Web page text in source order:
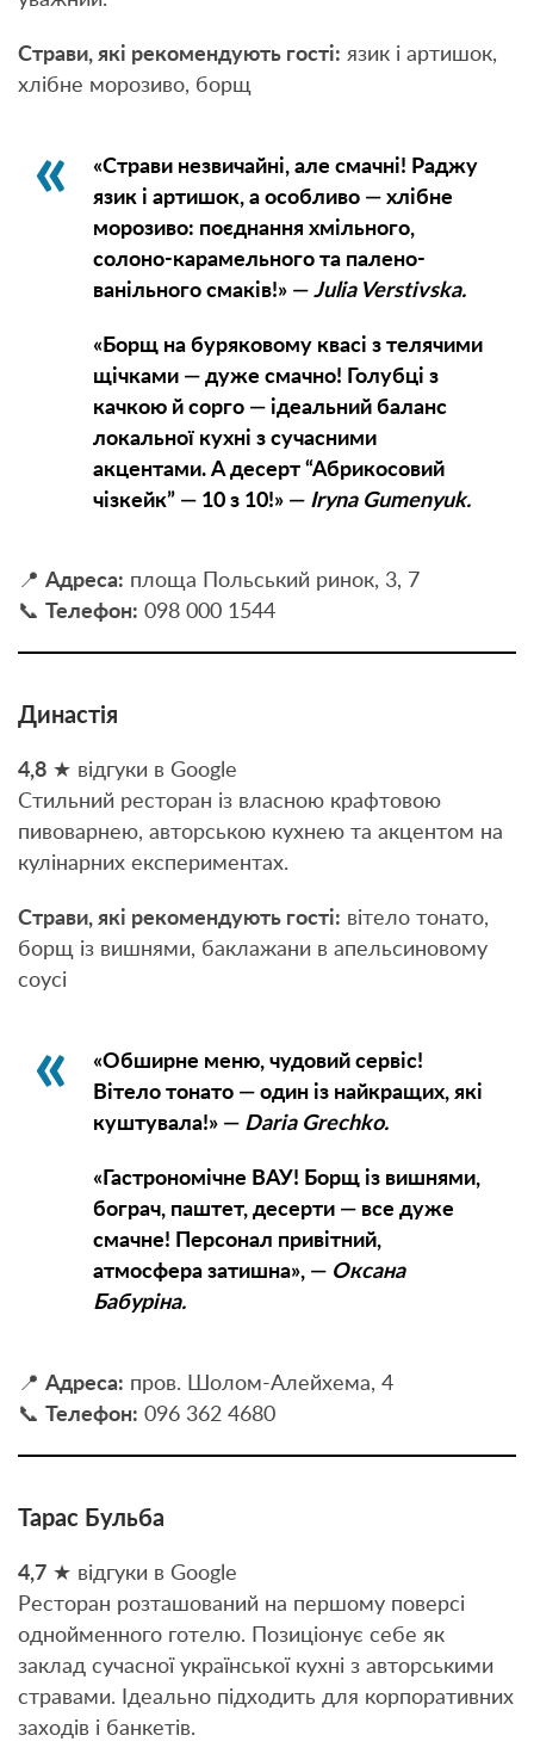
Страви, які рекомендують гості: язик і артишок,
хлібне морозиво, борщ
«Страви незвичайні, але смачні! Раджу
язик і артишок, а особливо — хлібне
морозиво: поєднання хмільного,
солоно-карамельного та палено-
ванільного смаків!» — Julia Verstivska.
«Борщ на буряковому квасі з телячими
щічками — дуже смачно! Голубці з
качкою й сорго — ідеальний баланс
локальної кухні з сучасними
акцентами. А десерт “Абрикосовий
чізкейк” — 10 з 10!» — Iryna Gumenyuk.
📍 Адреса: площа Польський ринок, 3, 7
📞
Телефон: 098 000 1544
Династія
4,8 ★ відгуки в Google
Стильний ресторан із власною крафтовою
пивоварнею, авторською кухнею та акцентом на
кулінарних експериментах.
Страви, які рекомендують гості: вітело тонато,
борщ із вишнями, баклажани в апельсиновому
соусі
«Обширне меню, чудовий сервіс!
Вітело тонато — один із найкращих, які
куштувала!» — Daria Grechko.
«Гастрономічне ВАУ! Борщ із вишнями,
бограч, паштет, десерти — все дуже
смачне! Персонал привітний,
атмосфера затишна», — Оксана
Бабуріна.
📍 Адреса: пров. Шолом-Алейхема, 4
📞 Телефон: 096 362 4680
Тарас Бульба
4,7 ★ відгуки в Google
Ресторан розташований на першому поверсі
однойменного готелю. Позиціонує себе як
заклад сучасної української кухні з авторськими
стравами. Ідеально підходить для корпоративних
заходів і банкетів.